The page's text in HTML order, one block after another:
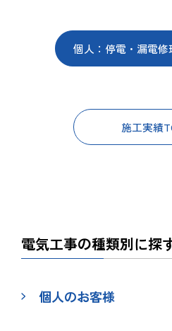
個人：停電・漏電修
施工実績
電気工事の種類別に探
個人のお客様